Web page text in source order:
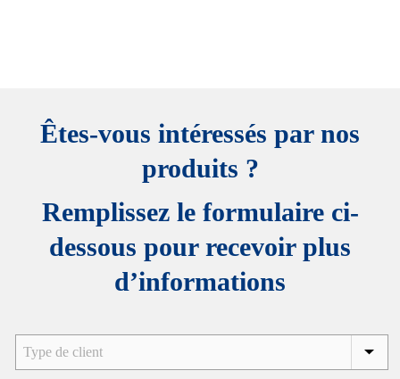
Êtes-vous intéressés par nos
produits ?
Remplissez le formulaire ci-
dessous pour recevoir plus
d’informations